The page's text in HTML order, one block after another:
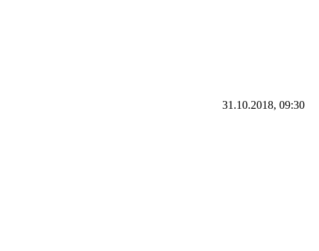
31.10.2018, 09:30